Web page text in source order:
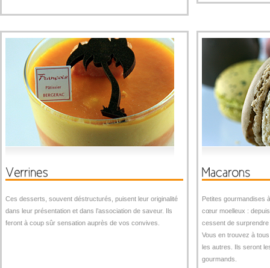
Ces desserts, souvent déstructurés, puisent leur originalité
dans leur présentation et dans l’association de saveur. Ils
feront à coup sûr sensation auprès de vos convives.
Petites gourmandises
cœur moelleux :
cessent de
Vous en trouvez à
les autres. Ils seront
gourmands.